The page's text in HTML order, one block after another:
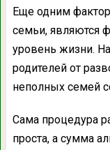
Еще одним
семьи, являются
уровень жизни.
родителей от
неполных семей
Сама процедура
проста, а сумма